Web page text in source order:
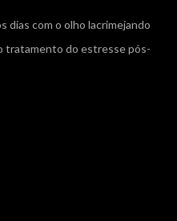
dias com o olho lacrimejando
tratamento do estresse pós-